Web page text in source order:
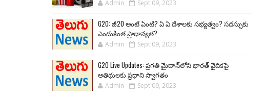
Admin Sept 09, 2023
G20: జీ20 అంటే ఏంటి? ఏ ఏ దేశాలకు సభ్యత్వం? సదస్సుకు
ఎందుకింత ప్రాధాన్యత?
Admin Sept 09, 2023
G20 Live Updates: ప్రగతి మైదాన్‌లోని భారత్ వైదికపై
అతిథులకు ప్రధాని స్వాగతం
Admin Sept 09, 2023